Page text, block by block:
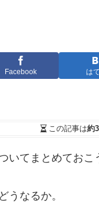
Facebook は
この記事は約
てまとめておこ
うなるか。